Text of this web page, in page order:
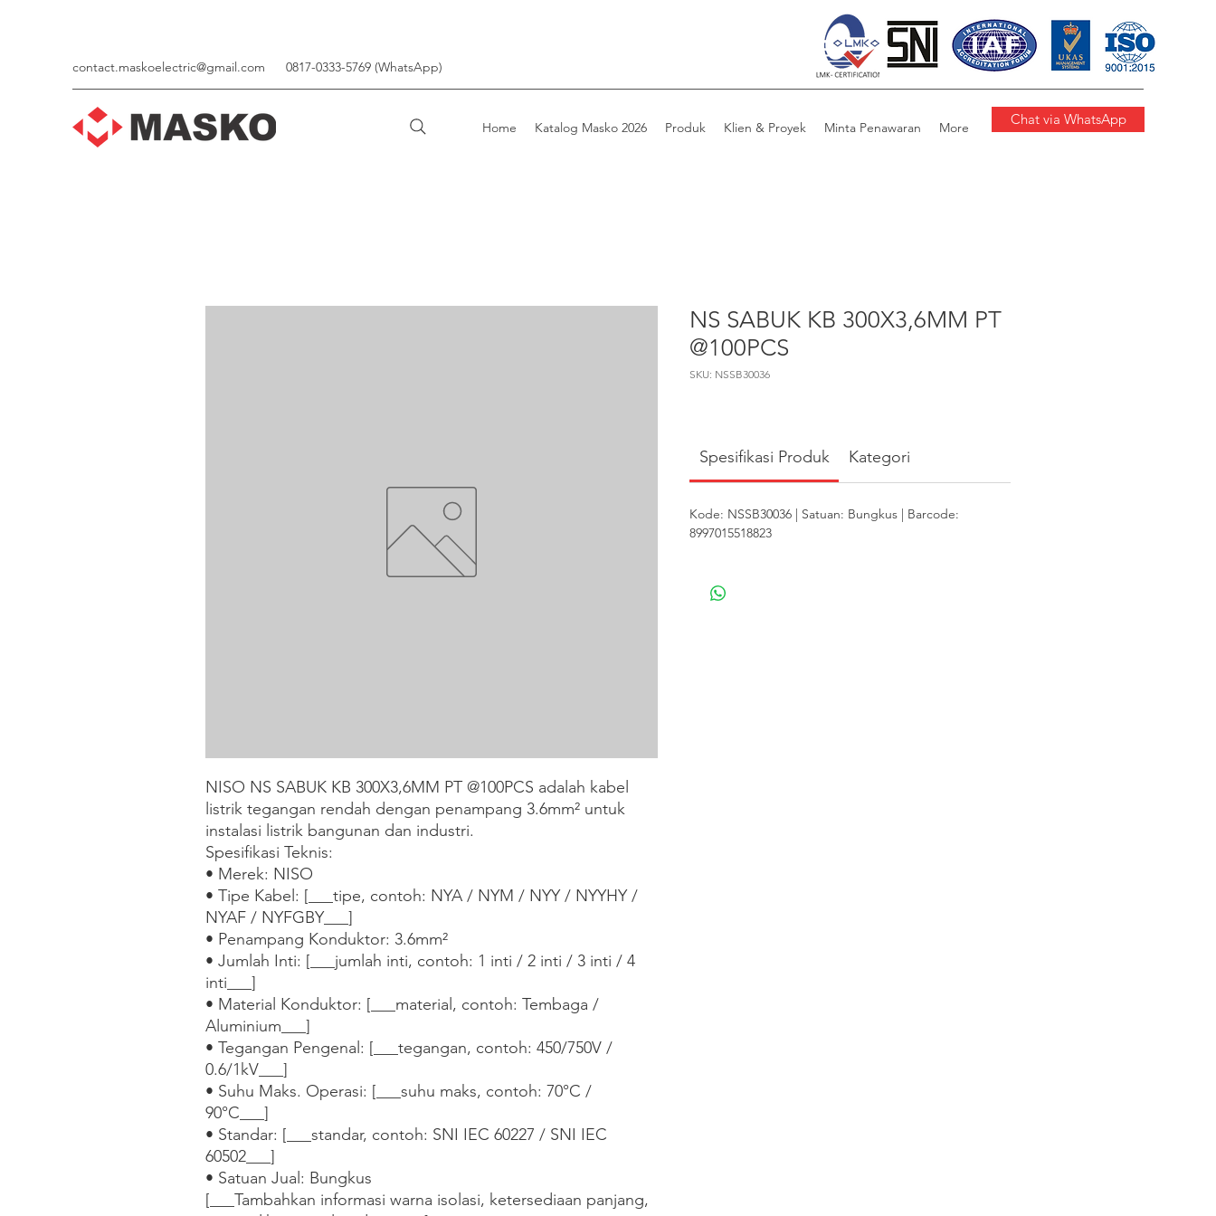
contact.maskoelectric@gmail.com 0817-0333-5769 (WhatsApp)
Home Katalog Masko 2026 Produk Klien & Proyek Minta Penawaran More Chat via WhatsApp
NISO NS SABUK KB 300X3,6MM PT @100PCS adalah kabel
listrik tegangan rendah dengan penampang 3.6mm² untuk
instalasi listrik bangunan dan industri.
Spesifikasi Teknis:
• Merek: NISO
• Tipe Kabel: [___tipe, contoh: NYA / NYM / NYY / NYYHY /
NYAF / NYFGBY___]
• Penampang Konduktor: 3.6mm²
• Jumlah Inti: [___jumlah inti, contoh: 1 inti / 2 inti / 3 inti / 4
inti___]
• Material Konduktor: [___material, contoh: Tembaga /
Aluminium___]
• Tegangan Pengenal: [___tegangan, contoh: 450/750V /
0.6/1kV___]
• Suhu Maks. Operasi: [___suhu maks, contoh: 70°C /
90°C___]
• Standar: [___standar, contoh: SNI IEC 60227 / SNI IEC
60502___]
• Satuan Jual: Bungkus
[___Tambahkan informasi warna isolasi, ketersediaan panjang,
NS SABUK KB 300X3,6MM PT
@100PCS
SKU: NSSB30036
Spesifikasi Produk Kategori
Kode: NSSB30036 | Satuan: Bungkus | Barcode:
8997015518823